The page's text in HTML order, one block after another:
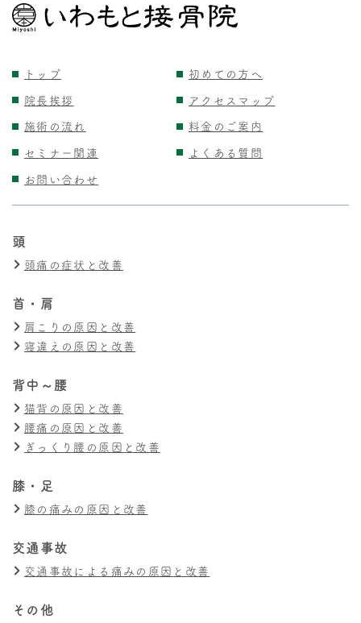
トップ
初めての方へ
院長挨拶
アクセスマップ
施術の流れ
料金のご案内
セミナー関連
よくある質問
お問い合わせ
頭
頭痛の症状と改善
首・肩
肩こりの原因と改善
寝違えの原因と改善
背中～腰
猫背の原因と改善
腰痛の原因と改善
ぎっくり腰の原因と改善
膝・足
膝の痛みの原因と改善
交通事故
交通事故による痛みの原因と改善
その他